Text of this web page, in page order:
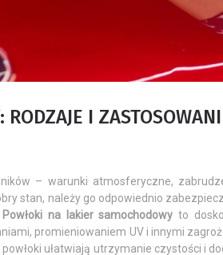
I
– warunki atmosferyczne,
stan, należy go odpowiednio
Powłoki na lakier samochodowy to
promieniowaniem UV i innymi
ułatwiają utrzymanie czystości i
o uszczelki w
2025
drzwi w samochodzie,